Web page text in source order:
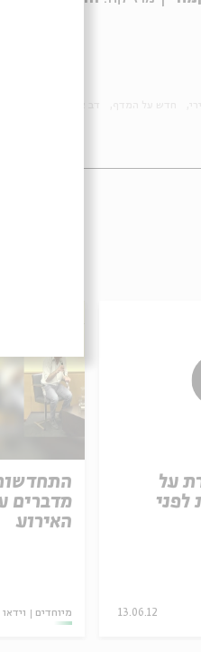
מדברים
האירוע
מיוחדים וידאו
על
לפני
13.06.12